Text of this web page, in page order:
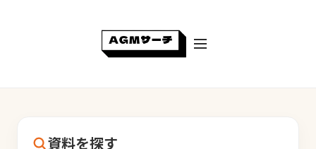
資料を探す